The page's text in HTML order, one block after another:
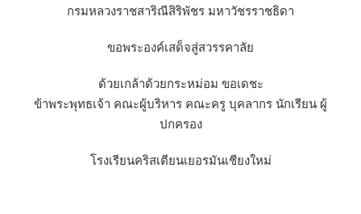
กรมหลวงราชสาริณีสิริพัชร มหาวัชรราชธิดา
ขอพระองค์เสด็จสู่สวรรคาลัย
ด้วยเกล้าด้วยกระหม่อม ขอเดชะ
ข้าพระพุทธเจ้า คณะผู้บริหาร คณะครู บุคลากร นักเรียน ผู้
ปกครอง
โรงเรียนคริสเตียนเยอรมันเชียงใหม่